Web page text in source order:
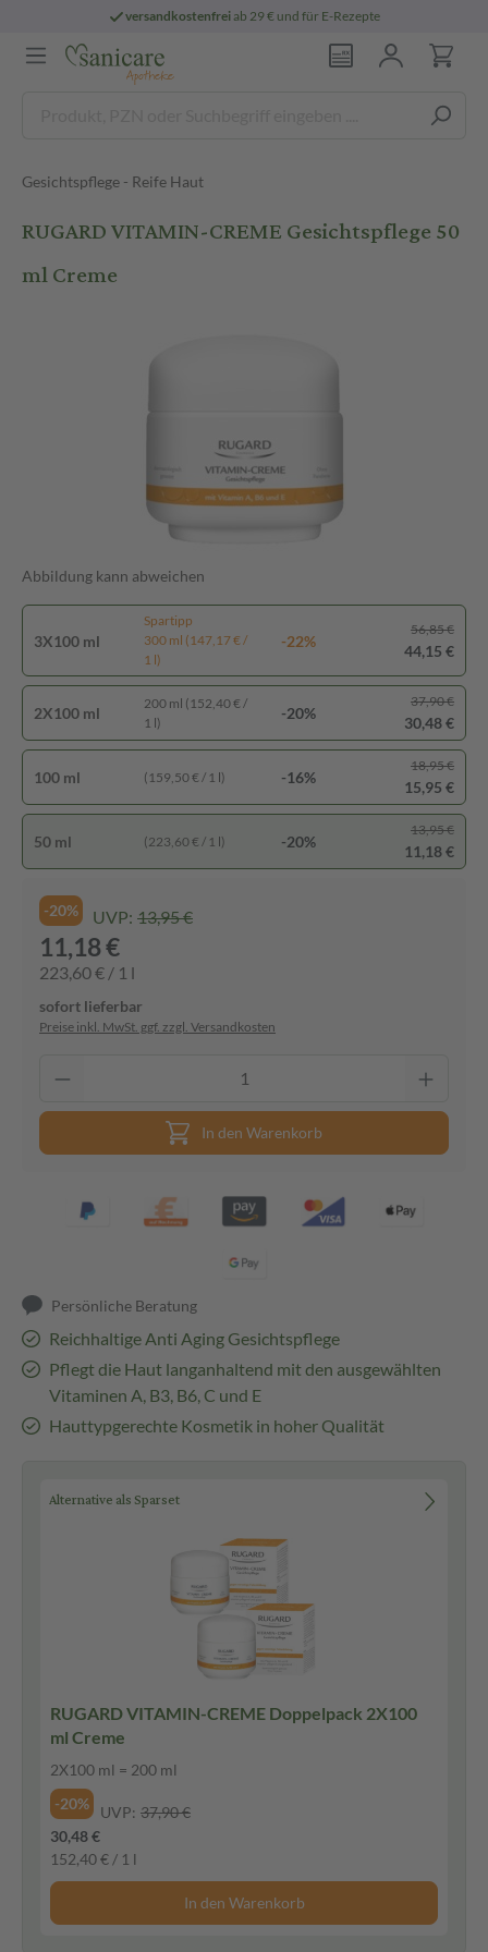
versandkostenfreiab 29 € und für E-Rezepte
Gesichtspflege - Reife Haut
RUGARD VITAMIN-CREME Gesichtspflege 50
ml Creme
Abbildung kann abweichen
3X100 ml
Spartipp
300 ml (147,17 € /
1 l)
-22%
56,85 €
44,15 €
2X100 ml
200 ml (152,40 € /
1 l)
-20%
37,90 €
30,48 €
100 ml (159,50 € / 1 l) -16%
18,95 €
15,95 €
50 ml (223,60 € / 1 l) -20%
13,95 €
11,18 €
-20% UVP: 13,95 €
11,18 €
223,60 € / 1 l
sofort lieferbar
Preise inkl. MwSt. ggf. zzgl. Versandkosten
In den Warenkorb
Persönliche Beratung
Reichhaltige Anti Aging Gesichtspflege
Pflegt die Haut langanhaltend mit den ausgewählten
Vitaminen A, B3, B6, C und E
Hauttypgerechte Kosmetik in hoher Qualität
Alternative als Sparset
RUGARD VITAMIN-CREME Doppelpack 2X100
ml Creme
2X100 ml = 200 ml
-20%
UVP: 37,90 €
30,48 €
152,40 € / 1 l
In den Warenkorb